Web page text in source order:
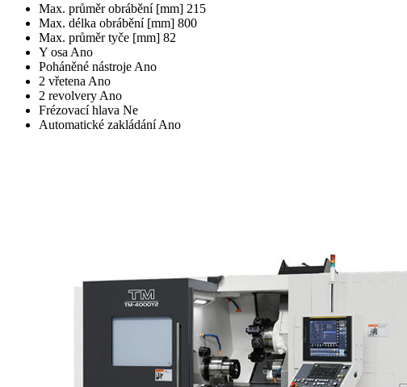
Max. průměr obrábění [mm] 215
Max. délka obrábění [mm] 800
Max. průměr tyče [mm] 82
Y osa Ano
Poháněné nástroje Ano
2 vřetena Ano
2 revolvery Ano
Frézovací hlava Ne
Automatické zakládání Ano